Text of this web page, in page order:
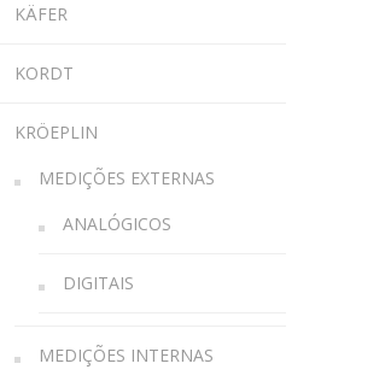
KÄFER
KORDT
KRÖEPLIN
MEDIÇÕES EXTERNAS
ANALÓGICOS
DIGITAIS
MEDIÇÕES INTERNAS